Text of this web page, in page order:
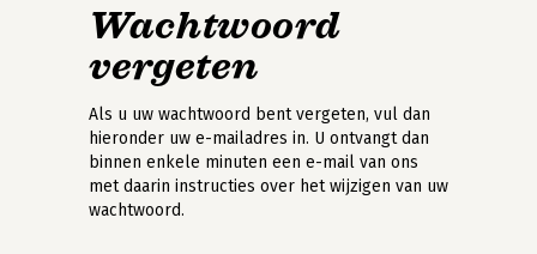
Wachtwoord
vergeten
Als u uw wachtwoord bent vergeten, vul dan
hieronder uw e-mailadres in. U ontvangt dan
binnen enkele minuten een e-mail van ons
met daarin instructies over het wijzigen van uw
wachtwoord.